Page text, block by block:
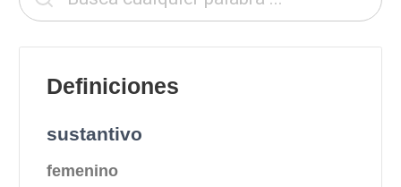
Definiciones
sustantivo
femenino